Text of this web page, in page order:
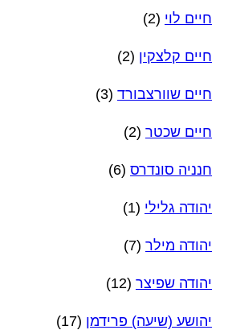
חיים לוי (2)
חיים קלצקין (2)
חיים שוורצבורד (3)
חיים שכטר (2)
חנניה סונדרס (6)
יהודה גלילי (1)
יהודה מילר (7)
יהודה שפיצר (12)
יהושע (שיעה) פרידמן (17)